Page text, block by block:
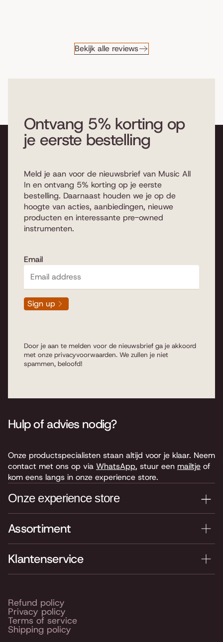
Bekijk alle reviews
Ontvang 5% korting op
je eerste bestelling
Meld je aan voor de nieuwsbrief van Music All
In en ontvang 5% korting op je eerste
bestelling. Daarnaast houden we je op de
hoogte van acties, aanbiedingen, nieuwe
producten en interessante pre-owned
instrumenten.
Email
Sign up
Door je aan te melden voor de nieuwsbrief ga je akkoord
met onze privacyvoorwaarden. We zullen je niet
spammen, beloofd!
Assortiment
Klantenservice
Hulp of advies nodig?
Onze productspecialisten staan altijd voor je klaar. Neem
contact met ons op via WhatsApp, stuur een mailtje of
kom eens langs in onze experience store.
Onze experience store
Je nieuwe instrument testen? Kom langs in onze winkel
Routebeschrijving
Openingstijden
Refund policy
Privacy policy
Terms of service
Shipping policy